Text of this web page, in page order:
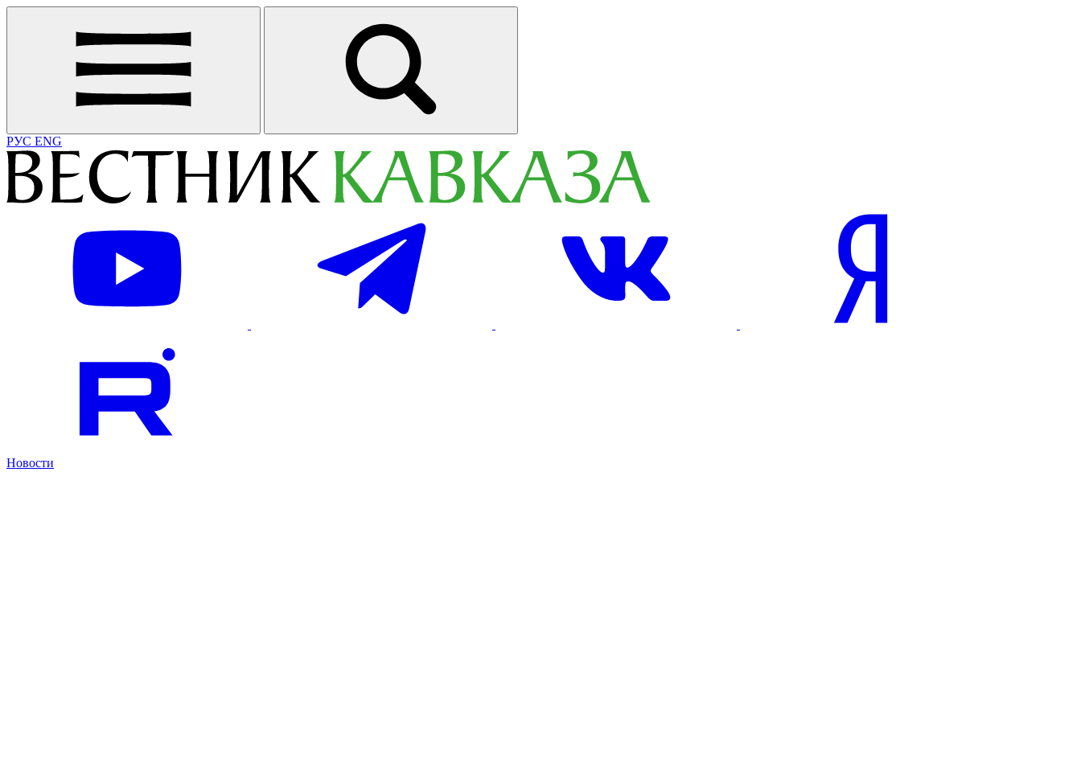
РУС ENG
Новости